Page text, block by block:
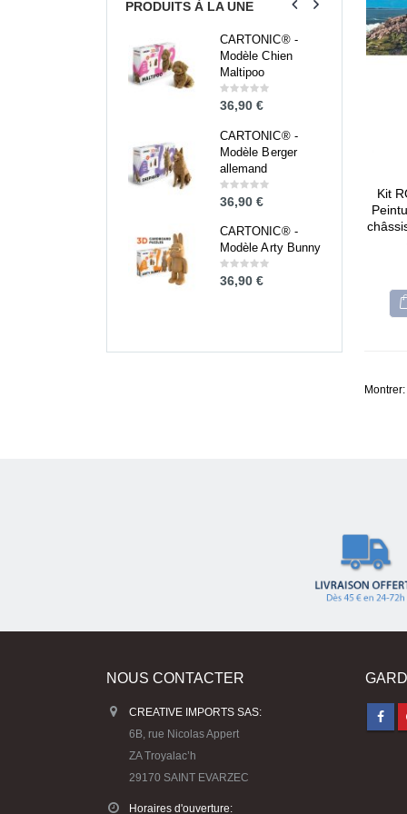
Kit
Montrer:
PRODUITS À LA UNE
CARTONIC® -
Modèle Chien
Maltipoo
0
out
5
36,90 €
CARTONIC® -
Modèle Berger
allemand
0
out
5
36,90 €
CARTONIC® -
Modèle Arty Bunny
0
out
36,90 €
NOUS CONTACTER
CREATIVE IMPORTS SAS:
6B, rue Nicolas Appert
ZA Troyalac’h
29170 SAINT EVARZEC
Horaires d'ouverture: